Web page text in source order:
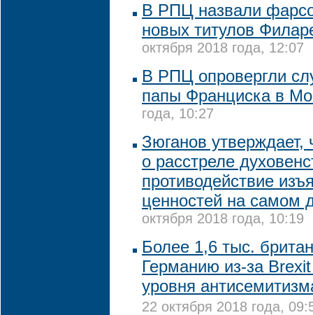
В РПЦ назвали
новых титулов
октября 2018 года, 12:07
В РПЦ опровергли
папы Франциска в
года, 10:27
Зюганов
о расстреле
противодействие
ценностей на самом
октября 2018 года, 10:19
Более 1,6 тыс.
Германию из-за
уровня
22 октября 2018 года,